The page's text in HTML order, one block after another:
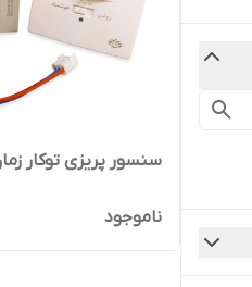
سنسور پریزی توکار
ناموجود